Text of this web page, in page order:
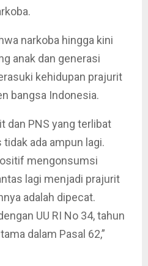
narkoba hingga kini
anak dan generasi
kehidupan prajurit
bangsa Indonesia.
dan PNS yang terlibat
ada ampun lagi.
mengonsumsi
lagi menjadi prajurit
adalah dipecat.
UU RI No 34, tahun
dalam Pasal 62,”